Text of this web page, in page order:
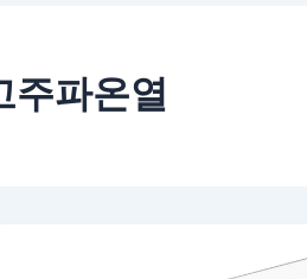
주파온열